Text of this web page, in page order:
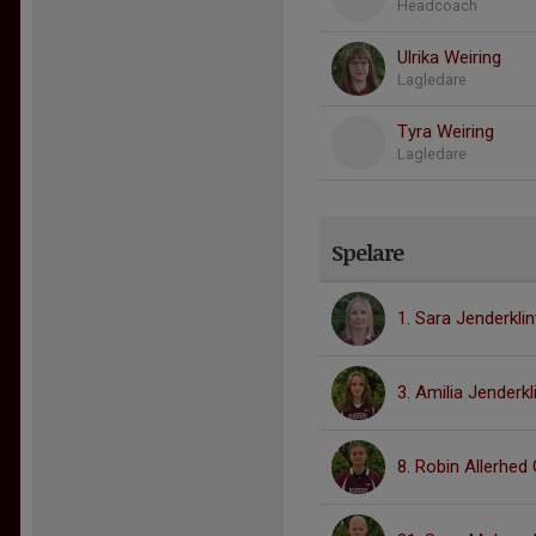
Headcoach
Ulrika Weiring
Lagledare
Tyra Weiring
Lagledare
Spelare
1. Sara
3. Amilia
8. Robin Allerhed